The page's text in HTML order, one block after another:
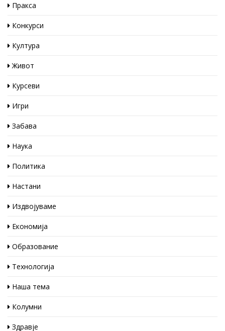
Пракса
Конкурси
Култура
Живот
Курсеви
Игри
Забава
Наука
Политика
Настани
Издвојуваме
Економија
Образование
Технологија
Наша тема
Колумни
Здравје